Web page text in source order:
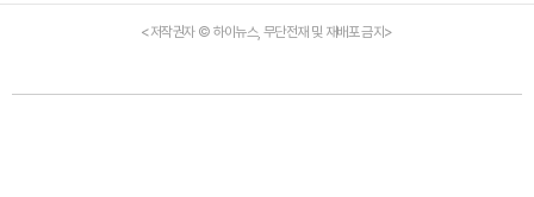
<저작권자 © 하이뉴스, 무단전재 및 재배포 금지>